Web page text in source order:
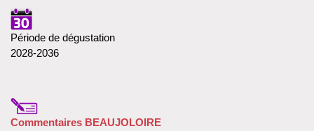
Période de dégustation
2028-2036
Commentaires BEAUJOLOIRE